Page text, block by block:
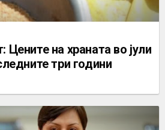
на храната во јули
три години